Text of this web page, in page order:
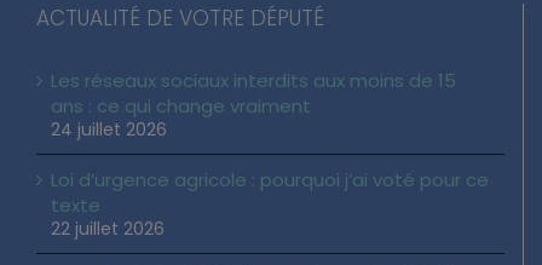
ACTUALITÉ DE VOTRE DÉPUTÉ
Les réseaux sociaux interdits aux moins de 15
ans : ce qui change vraiment
24 juillet 2026
Loi d’urgence agricole : pourquoi j’ai voté pour ce
texte
22 juillet 2026